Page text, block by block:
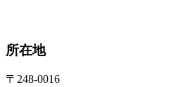
所在地
〒248-0016